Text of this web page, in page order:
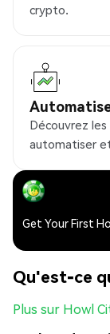
crypto.
Découvrez
automatiser
Get Your First
Qu'est-ce
Plus sur Howl